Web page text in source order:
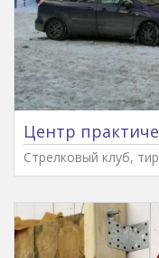
Центр
Стрелковый клуб, тир